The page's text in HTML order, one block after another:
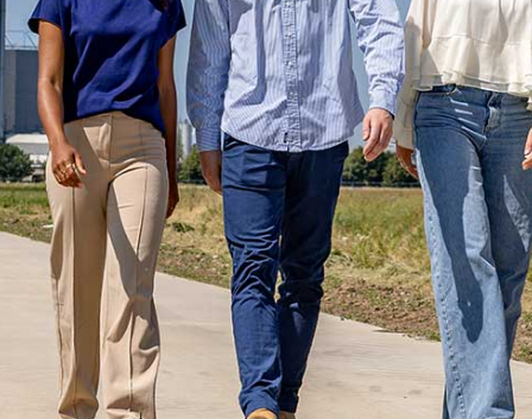
PROGRAMMA INHOUD
SELECTIEPROCEDURE
JOUW TOEKOMST
INSCHRIJVEN
ONZE TRAINEES
ONZE ALUMNI